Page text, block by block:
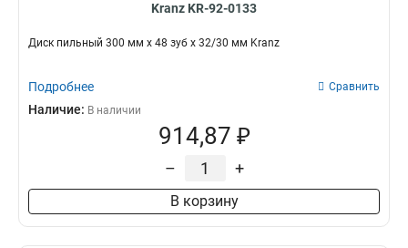
Kranz KR-92-0133
Диск пильный 300 мм х 48 зуб х 32/30 мм Kranz
Подробнее Сравнить
Наличие: В наличии
914,87 ₽
– +
В корзину